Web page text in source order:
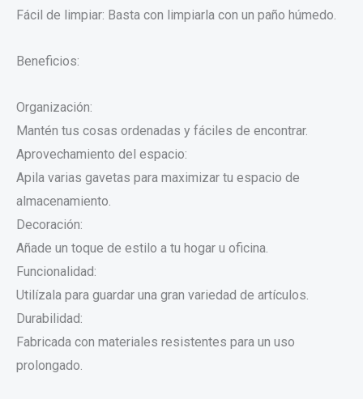
Fácil de limpiar: Basta con limpiarla con un paño húmedo.
Beneficios:
Organización:
Mantén tus cosas ordenadas y fáciles de encontrar.
Aprovechamiento del espacio:
Apila varias gavetas para maximizar tu espacio de
almacenamiento.
Decoración:
Añade un toque de estilo a tu hogar u oficina.
Funcionalidad:
Utilízala para guardar una gran variedad de artículos.
Durabilidad:
Fabricada con materiales resistentes para un uso
prolongado.